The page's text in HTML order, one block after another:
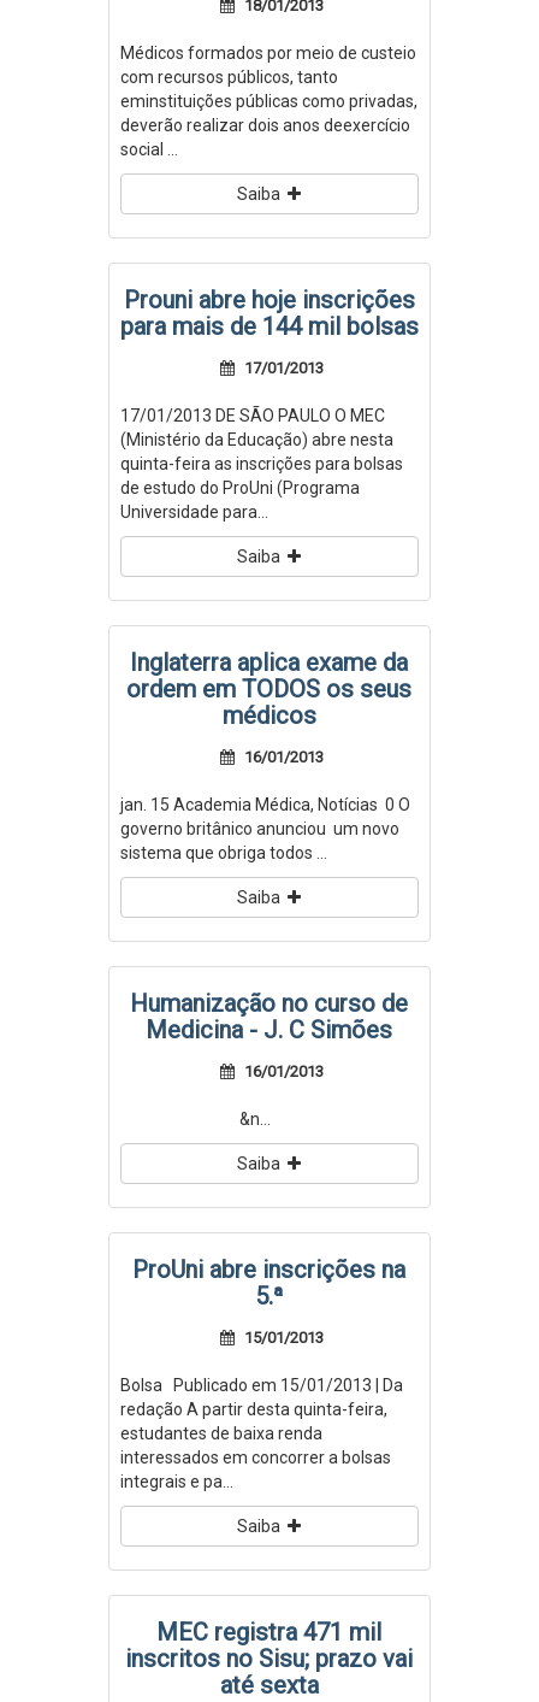
18/01/2013
Médicos formados por meio de custeio
com recursos públicos, tanto
eminstituições públicas como privadas,
deverão realizar dois anos deexercício
social ...
Saiba
Prouni abre hoje inscrições
para mais de 144 mil bolsas
17/01/2013
17/01/2013 DE SÃO PAULO O MEC
(Ministério da Educação) abre nesta
quinta-feira as inscrições para bolsas
de estudo do ProUni (Programa
Universidade para...
Saiba
Inglaterra aplica exame da
ordem em TODOS os seus
médicos
16/01/2013
jan. 15 Academia Médica, Notícias 0 O
governo britânico anunciou um novo
sistema que obriga todos ...
Saiba
Humanização no curso de
Medicina - J. C Simões
16/01/2013
&n...
Saiba
ProUni abre inscrições na
5.ª
15/01/2013
Bolsa Publicado em 15/01/2013 | Da
redação A partir desta quinta-feira,
estudantes de baixa renda
interessados em concorrer a bolsas
integrais e pa...
Saiba
MEC registra 471 mil
inscritos no Sisu; prazo vai
até sexta